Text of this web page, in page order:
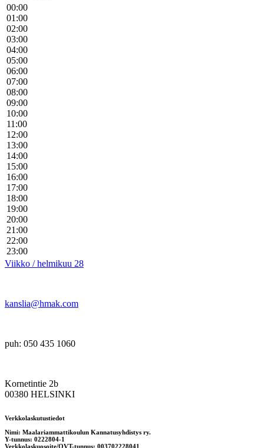
00:00
01:00
02:00
03:00
04:00
05:00
06:00
07:00
08:00
09:00
10:00
11:00
12:00
13:00
14:00
15:00
16:00
17:00
18:00
19:00
20:00
21:00
22:00
23:00
Viikko / helmikuu 28
kanslia@hmak.com
puh: 050 435 1060
Kornetintie 2b
00380 HELSINKI
Verkkolaskutustiedot
Nimi: Maalariammattikoulun Kannatusyhdistys ry.
Y-tunnus: 0222804-1
Verkkolaskuosoite/OVT-tunnus: 003702228041